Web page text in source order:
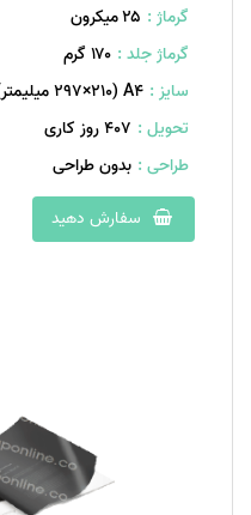
گرماژ : ۲۵ میکرون
گرماژ جلد : ۱۷۰ گرم
سایز : A۴ (۲۹۷×۲۱۰ میلیمتر)
تحویل : 407 روز کاری
طراحی : بدون طراحی
سفارش دهید